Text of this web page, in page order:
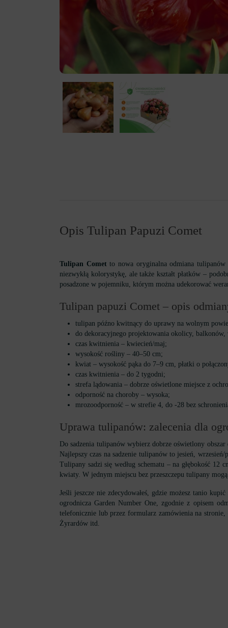
Opis Tulipan Papuzi Comet
Tulipan Cometto nowa oryginalna odmiana tulipanów
niezwykłą kolorystykę, ale także kształt płatków –
posadzone w pojemniku, którym można udekorować
Tulipan papuzi Comet – opis
tulipan późno kwitnący do uprawy na wolnym
do dekoracyjnego projektowania okolicy, balkonów,
czas kwitnienia – kwiecień/maj;
wysokość rośliny – 40–50 cm;
kwiat – wysokość pąka do 7–9 cm, płatki o
czas kwitnienia – do 2 tygodni;
strefa lądowania – dobrze oświetlone miejsce z
odporność na choroby – wysoka;
mrozoodporność – w strefie 4, do -28 bez
Uprawa tulipanów: zalecenia dla
Do sadzenia tulipanów wybierz dobrze oświetlony
Najlepszy czas na sadzenie tulipanów to jesień,
Tulipany sadzi się według schematu – na głębokość
kwiaty. W jednym miejscu bez przeszczepu tulipany
Jeśli jeszcze nie zdecydowałeś, gdzie możesz tanio
ogrodnicza Garden Number One, zgodnie z opisem
telefonicznie lub przez formularz zamówienia na
Żyrardów itd.